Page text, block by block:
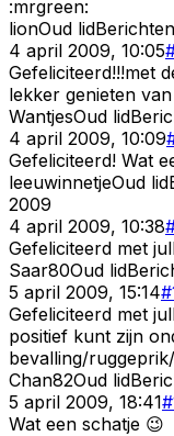
:mrgreen:
lionOud lid
4 april 2009, 10:05
Gefeliciteerd!!!met
lekker genieten
WantjesOud lid
4 april 2009, 10:09
Gefeliciteerd! Wat
leeuwinnetjeOud lid
2009
4 april 2009, 10:38
Gefeliciteerd met
Saar80Oud lid
5 april 2009, 15:14#
Gefeliciteerd met
positief kunt zijn
bevalling/
Chan82Oud lid
5 april 2009, 18:41#
Wat een schatje 😉